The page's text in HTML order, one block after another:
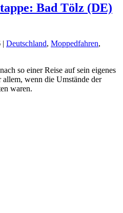
Bad Tölz (DE)
| Deutschland, Moppedfahren,
so einer Reise auf sein eigenes
wenn die Umstände der
waren.